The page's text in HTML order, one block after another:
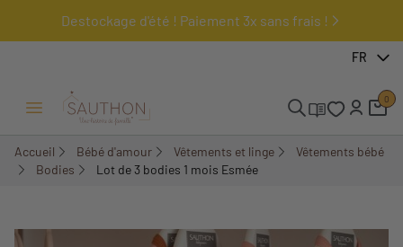
Destockage d'été ! Paiement 3x sans frais !
FR
Ouvrir/Fermer menu
0
Accueil Bébé d'amour Vêtements et linge
Vêtements bébé
Bodies
Lot de 3 bodies 1 mois Esmée
-18,01%